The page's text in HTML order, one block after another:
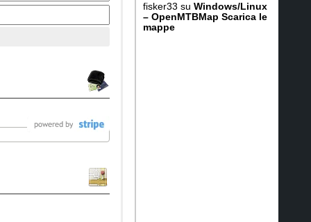
fisker33 su Windows/Linux
– OpenMTBMap Scarica le
mappe